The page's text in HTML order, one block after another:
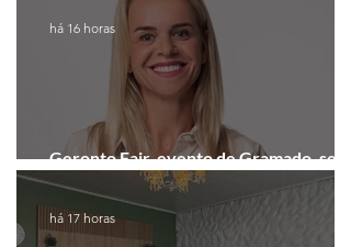
Geronto Fair, evento de Gramado, será
realizada em formato digital
há 16 horas
há 17 horas